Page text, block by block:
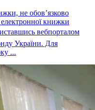
не обов’язково
книжки
вебпорталом
України. Для
...